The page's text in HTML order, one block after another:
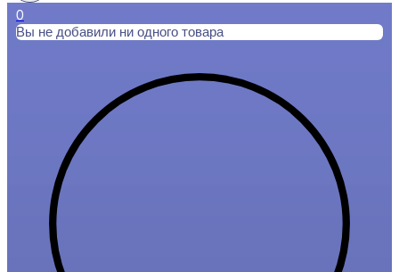
0
Вы не добавили ни одного товара